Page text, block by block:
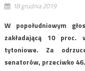
18 grudnia 2019
W popołudniowym
zakładającą 10
tytoniowe. Za
senatorów, przeciwko 46.